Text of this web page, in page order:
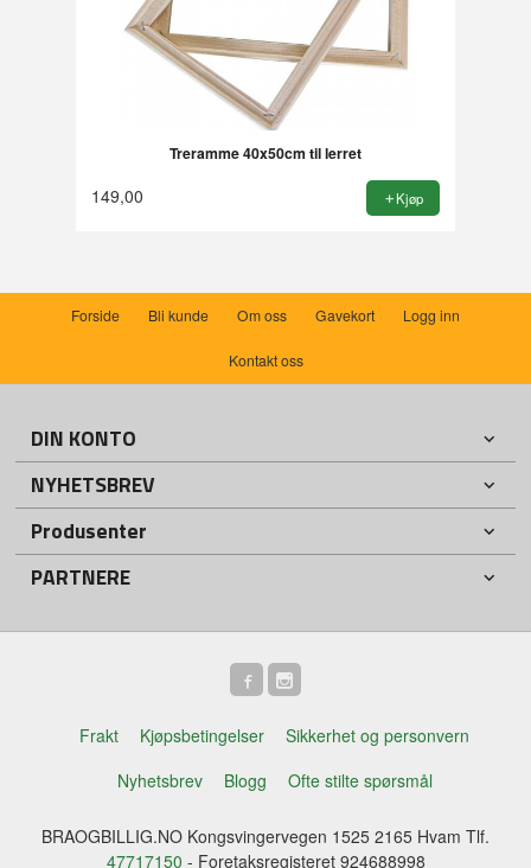
Treramme 40x50cm til lerret
149,00 Kjøp
Forside Bli kunde Om oss Gavekort Logg inn
Kontakt oss
DIN KONTO
NYHETSBREV
Produsenter
PARTNERE
Frakt Kjøpsbetingelser
Sikkerhet og personvern
Nyhetsbrev
Blogg Ofte stilte spørsmål
BRAOGBILLIG.NO Kongsvingervegen 1525 2165 Hvam Tlf.
47717150 - Foretaksregisteret 924688998